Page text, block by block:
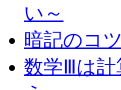
い～
暗記のコツ
数学Ⅲは計